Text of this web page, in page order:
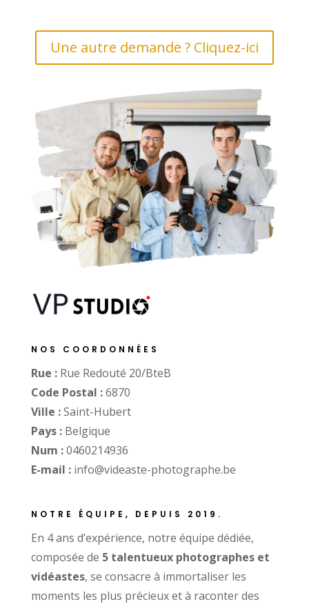
Une autre demande ? Cliquez-ici
NOS COORDONNÉES
Rue :Rue Redouté 20/BteB
Code Postal :6870
Ville :Saint-Hubert
Pays :Belgique
Num :0460214936
E-mail :info@videaste-photographe.be
NOTRE ÉQUIPE, DEPUIS 2019.
En 4 ans d’expérience, notre équipe dédiée,
composée de 5 talentueux photographes et
vidéastes, se consacre à immortaliser les
moments les plus précieux et à raconter des